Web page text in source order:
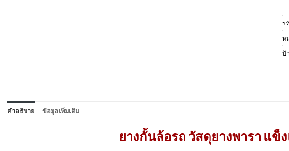
ร
ห
ป้
คำอธิบาย ข้อมูลเพิ่มเติม
ยางกั้นล้อรถ วัสดุยางพารา แข็